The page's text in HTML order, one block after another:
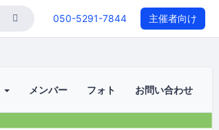
050-5291-7844 主催者向け
メンバー フォト お問い合わせ